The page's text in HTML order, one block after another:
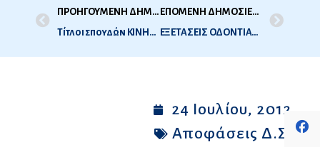
ΠΡΟΗΓΟΥΜΕΝΗ ΔΗΜΟΣΙΕΥΣΗ
Τίτλοι σπουδών ΚΙΝΗΣΙΟΘΕΡΑΠΕΙΑΣ
ΕΠΟΜΕΝΗ ΔΗΜΟΣΙΕΥΣΗ
ΕΞΕΤΑΣΕΙΣ ΟΔΟΝΤΙΑΤΡΙΚΗΣ Δ.Ο.Α.Τ.Α.Π. 2012 – 2η ΕΞΕΤΑΣΤΙΚΗ
24 Ιουλίου, 2012
Αποφάσεις Δ.Σ.